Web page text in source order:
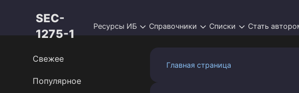
SEC-
1275-1
Ресурсы ИБ Справочники Списки Стать
Главная страница
Свежее
Популярное